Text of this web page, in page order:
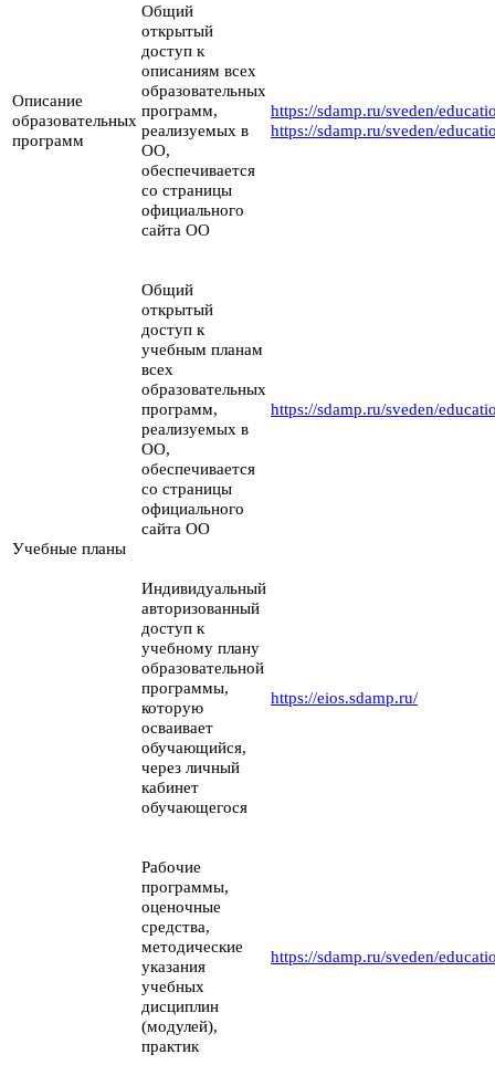
Описание
образовательных
программ
Общий
открытый
доступ к
описаниям всех
образовательных
программ,
реализуемых в
ОО,
обеспечивается
со страницы
официального
сайта ОО
https://sdamp.ru/sveden/
https://sdamp.ru/sveden/
Учебные планы
Общий
открытый
доступ к
учебным планам
всех
образовательных
программ,
реализуемых в
ОО,
обеспечивается
со страницы
официального
сайта ОО
https://sdamp.ru/sveden/
Индивидуальный
авторизованный
доступ к
учебному плану
образовательной
программы,
которую
осваивает
обучающийся,
через личный
кабинет
обучающегося
https://eios.sdamp.ru/
Рабочие
программы,
оценочные
средства,
методические
указания
учебных
дисциплин
(модулей),
практик
https://sdamp.ru/sveden/